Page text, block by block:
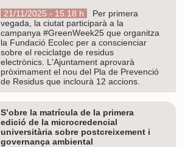
21/11/2025 - 15.18 h
Per primera
vegada, la ciutat participarà a la
campanya #GreenWeek25 que organitza
la Fundació Ecolec per a conscienciar
sobre el reciclatge de residus
electrònics. L'Ajuntament aprovarà
pròximament el nou del Pla de Prevenció
de Residus que inclourà 12 accions.
S’obre la matrícula de la primera
edició de la microcredencial
universitària sobre postcreixement i
governança ambiental